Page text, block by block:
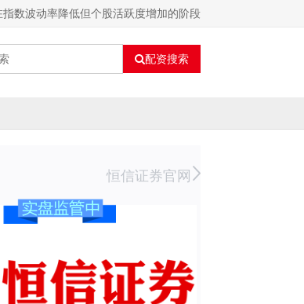
数波动率降低但个股活跃度增加的阶段
配资搜索
恒信证券官网